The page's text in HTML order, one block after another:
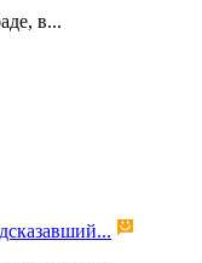
в...